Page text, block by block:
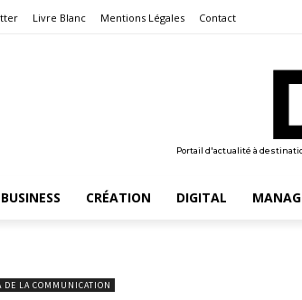
Livre Blanc Mentions Légales Contact
Portail d'actualité à
BUSINESS CRÉATION DIGITAL
DE LA COMMUNICATION